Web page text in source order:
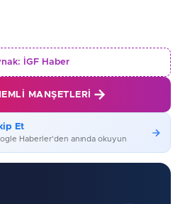
İGF Haber
MANŞETLERI
Et
Haberler'den anında okuyun